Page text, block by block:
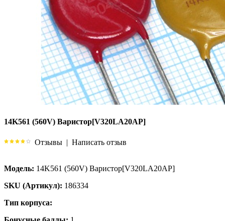
14K561 (560V) Варистор[V320LA20AP]
Отзывы | Написать отзыв
Модель: 14K561 (560V) Варистор[V320LA20AP]
SKU (Артикул): 186334
Тип корпуса: